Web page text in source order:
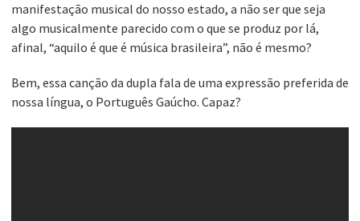
manifestação musical do nosso estado, a não ser que seja
algo musicalmente parecido com o que se produz por lá,
afinal, “aquilo é que é música brasileira”, não é mesmo?
Bem, essa canção da dupla fala de uma expressão preferida de
nossa língua, o Português Gaúcho. Capaz?